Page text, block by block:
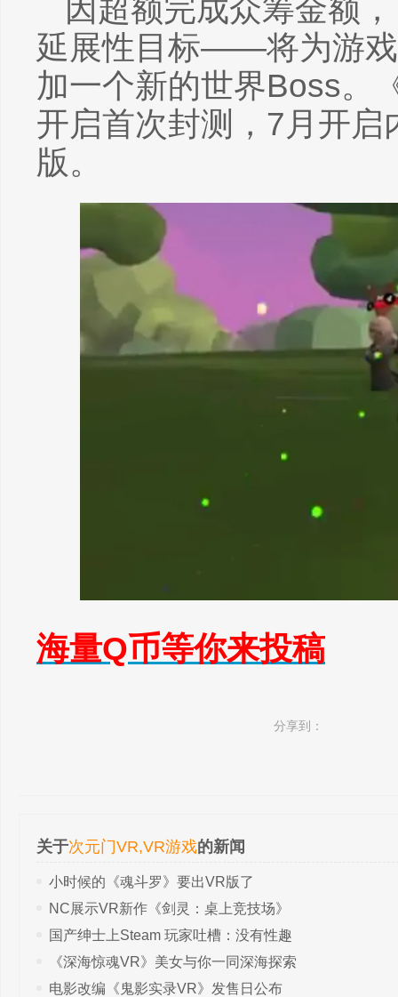
因超额完成众筹金额
延展性目标——将为游戏
加一个新的世界Boss。
开启首次封测，7月开
版。
海量Q币等你来投稿
分享到：
关于次元门VR,VR游戏的新闻
小时候的《魂斗罗》要出VR版了
NC展示VR新作《剑灵：桌上竞技场》
国产绅士上Steam 玩家吐槽：没有性趣
《深海惊魂VR》美女与你一同深海探索
电影改编《鬼影实录VR》发售日公布